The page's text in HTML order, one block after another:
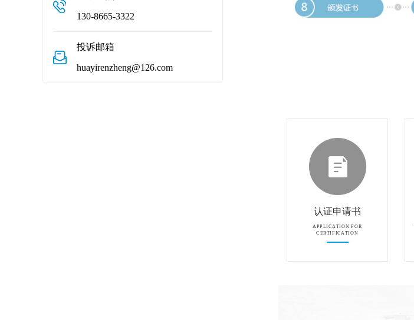
130-8665-3322
投诉邮箱
huayirenzheng@126.com
认证申请书
APPLICATION FOR
CERTIFICATION